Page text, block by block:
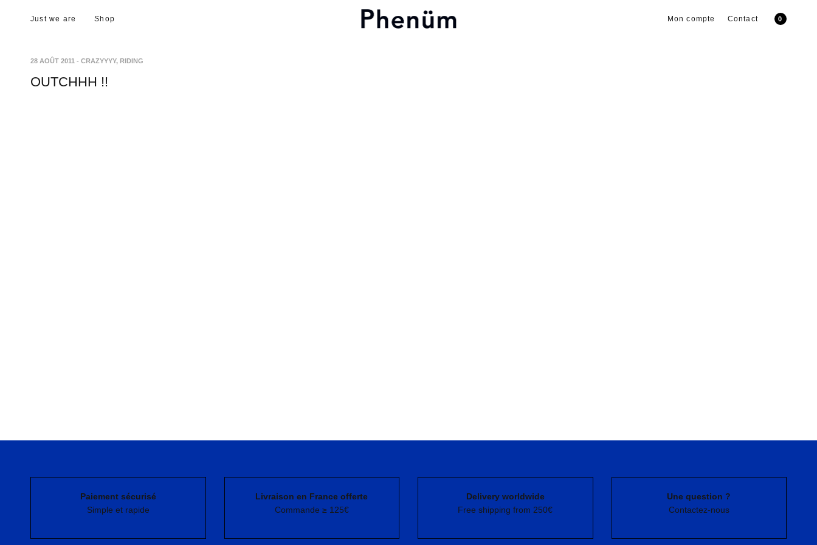
Just we are Shop Mon compte Contact 0
28 AOÛT 2011 - CRAZYYYY, RIDING
OUTCHHH !!
Paiement sécurisé
Simple et rapide
Livraison en France offerte
Commande ≥ 125€
Delivery worldwide
Free shipping from 250€
Une question ?
Contactez-nous